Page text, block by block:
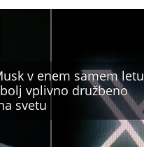
v enem samem letu
vplivno družbeno
svetu